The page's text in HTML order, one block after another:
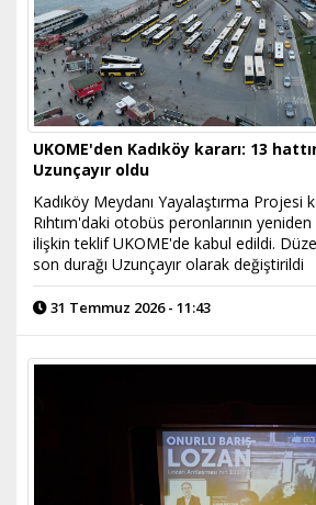
UKOME'den Kadıköy kararı: 13
Uzunçayır oldu
Kadıköy Meydanı Yayalaştırma Projesi
Rıhtım'daki otobüs peronlarının
ilişkin teklif UKOME'de kabul edildi.
son durağı Uzunçayır olarak değiştirildi
31 Temmuz 2026 - 11:43